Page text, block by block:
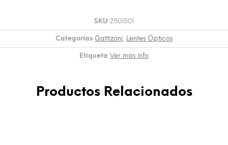
SKU 2501501
Categorías Gattizoni, Lentes Ópticos
Etiqueta Ver mas info
Productos Relacionados